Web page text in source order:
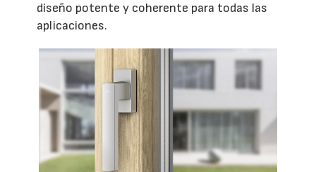
diseño potente y coherente para todas las
aplicaciones.